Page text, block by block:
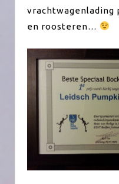
vrachtwagenlading
en roosteren…